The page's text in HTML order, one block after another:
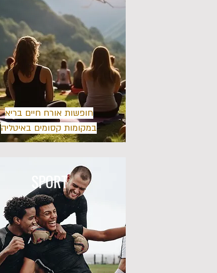
חופשות אורח חיים בריא
במקומות קסומים באיטליה
SPORT